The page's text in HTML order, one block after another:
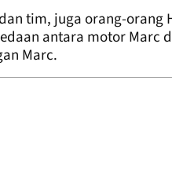
tim, juga orang-orang
antara motor Marc
Marc.